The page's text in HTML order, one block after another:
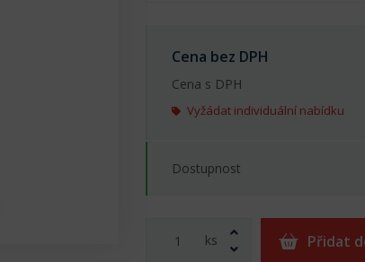
Cena bez DPH
Cena s DPH
Vyžádat individuální nabídku
Dostupnost
ks Přidat